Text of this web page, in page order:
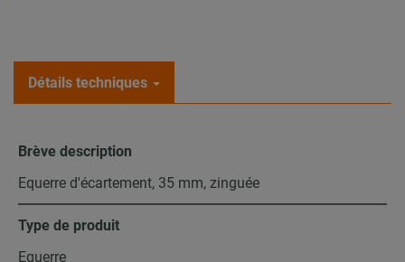
Détails techniques
Brève description
Equerre d'écartement, 35 mm, zinguée
Type de produit
Equerre